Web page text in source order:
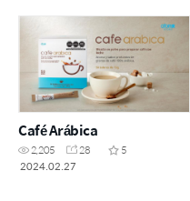
Café Arábica
2,205 28
5
2024.02.27